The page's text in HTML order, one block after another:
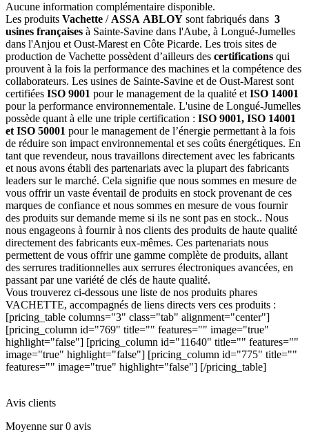
Aucune information complémentaire disponible.
Les produits Vachette / ASSA ABLOY sont fabriqués dans 3
usines françaises à Sainte-Savine dans l'Aube, à Longué-Jumelles
dans l'Anjou et Oust-Marest en Côte Picarde. Les trois sites de
production de Vachette possèdent d’ailleurs des certifications qui
prouvent à la fois la performance des machines et la compétence des
collaborateurs. Les usines de Sainte-Savine et de Oust-Marest sont
certifiées ISO 9001 pour le management de la qualité et ISO 14001
pour la performance environnementale. L'usine de Longué-Jumelles
possède quant à elle une triple certification : ISO 9001, ISO 14001
et ISO 50001 pour le management de l’énergie permettant à la fois
de réduire son impact environnemental et ses coûts énergétiques. En
tant que revendeur, nous travaillons directement avec les fabricants
et nous avons établi des partenariats avec la plupart des fabricants
leaders sur le marché. Cela signifie que nous sommes en mesure de
vous offrir un vaste éventail de produits en stock provenant de ces
marques de confiance et nous sommes en mesure de vous fournir
des produits sur demande meme si ils ne sont pas en stock.. Nous
nous engageons à fournir à nos clients des produits de haute qualité
directement des fabricants eux-mêmes. Ces partenariats nous
permettent de vous offrir une gamme complète de produits, allant
des serrures traditionnelles aux serrures électroniques avancées, en
passant par une variété de clés de haute qualité.
Vous trouverez ci-dessous une liste de nos produits phares
VACHETTE, accompagnés de liens directs vers ces produits :
[pricing_table columns="3" class="tab" alignment="center"]
[pricing_column id="769" title="" features="" image="true"
highlight="false"] [pricing_column id="11640" title="" features=""
image="true" highlight="false"] [pricing_column id="775" title=""
features="" image="true" highlight="false"] [/pricing_table]
Avis clients
Moyenne sur 0 avis